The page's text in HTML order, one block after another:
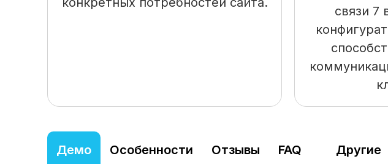
связи 7
Демо Особенности Отзывы FAQ
Другие